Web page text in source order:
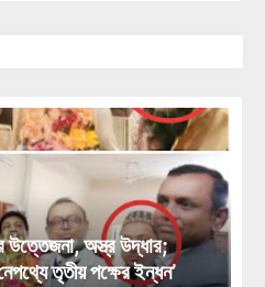
উত্তেজনা, অস্ত্র উদ্ধার;
তৃতীয় পক্ষের ইন্ধন’